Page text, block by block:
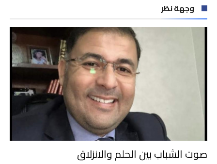
وجهة نظر
صوت الشباب بين الحلم والانزلاق